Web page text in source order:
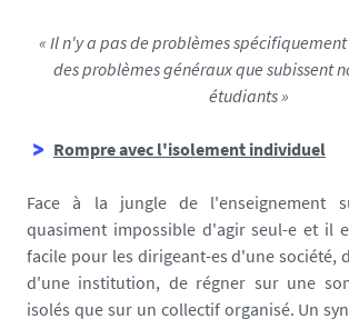
« Il n'y a pas de problèmes
des problèmes généraux que subissent
étudiants »
Rompre avec l'isolement individuel
Face à la jungle de l'enseignement
quasiment impossible d'agir seul-e et il
facile pour les dirigeant-es d'une société,
d'une institution, de régner sur une
isolés que sur un collectif organisé. Un